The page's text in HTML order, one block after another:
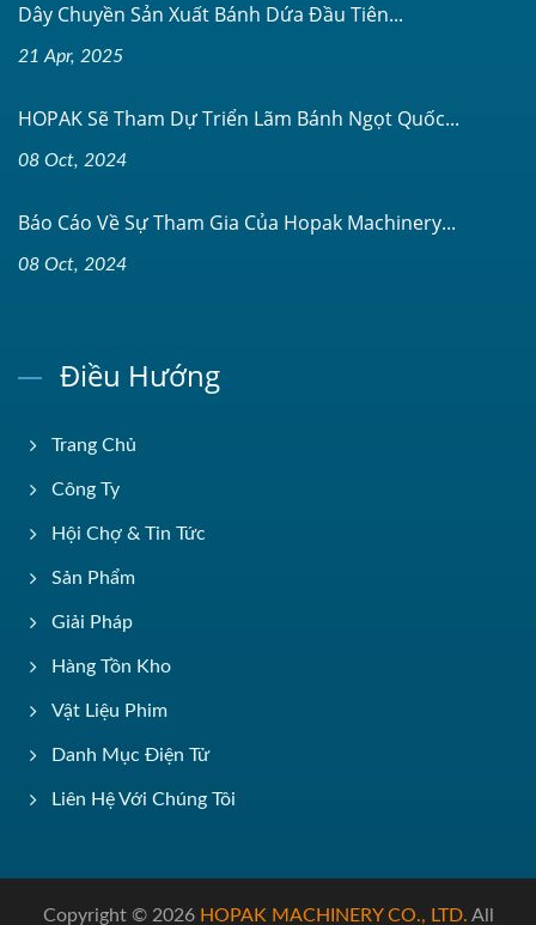
Dây Chuyền Sản Xuất Bánh Dứa Đầu Tiên...
21 Apr, 2025
HOPAK Sẽ Tham Dự Triển Lãm Bánh Ngọt Quốc...
08 Oct, 2024
Báo Cáo Về Sự Tham Gia Của Hopak Machinery...
08 Oct, 2024
Điều Hướng
Trang Chủ
Công Ty
Hội Chợ & Tin Tức
Sản Phẩm
Giải Pháp
Hàng Tồn Kho
Vật Liệu Phim
Danh Mục Điện Tử
Liên Hệ Với Chúng Tôi
Copyright © 2026 HOPAK MACHINERY CO., LTD. All